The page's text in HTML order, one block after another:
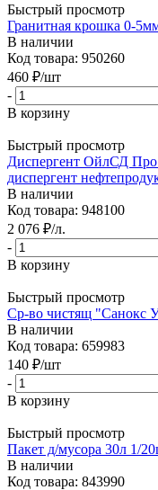
Быстрый просмотр
Гранитная крошка 0-
В наличии
Код товара: 950260
460 ₽/шт
-
В корзину
Быстрый просмотр
Диспергент ОйлСД Про
диспергент
В наличии
Код товара: 948100
2 076 ₽/л.
-
В корзину
Быстрый просмотр
Ср-во чистящ "Санокс
В наличии
Код товара: 659983
140 ₽/шт
-
В корзину
Быстрый просмотр
Пакет д/мусора 30л 1/
В наличии
Код товара: 843990